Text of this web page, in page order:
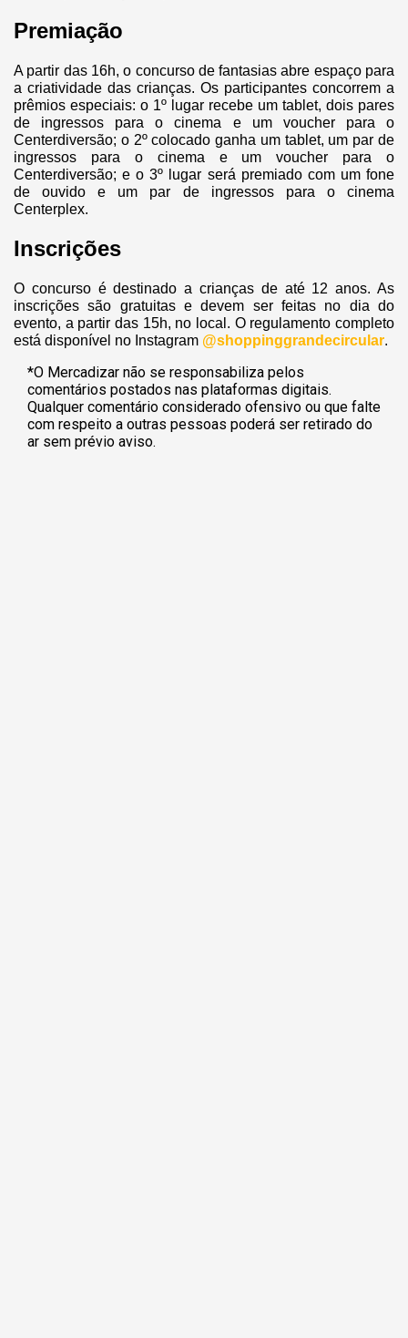
Premiação
A partir das 16h, o concurso de fantasias abre espaço para
a criatividade das crianças. Os participantes concorrem a
prêmios especiais: o 1º lugar recebe um tablet, dois pares
de ingressos para o cinema e um voucher para o
Centerdiversão; o 2º colocado ganha um tablet, um par de
ingressos para o cinema e um voucher para o
Centerdiversão; e o 3º lugar será premiado com um fone
de ouvido e um par de ingressos para o cinema
Centerplex.
Inscrições
O concurso é destinado a crianças de até 12 anos. As
inscrições são gratuitas e devem ser feitas no dia do
evento, a partir das 15h, no local. O regulamento completo
está disponível no Instagram @shoppinggrandecircular.
*O Mercadizar não se responsabiliza pelos
comentários postados nas plataformas digitais.
Qualquer comentário considerado ofensivo ou que falte
com respeito a outras pessoas poderá ser retirado do
ar sem prévio aviso.